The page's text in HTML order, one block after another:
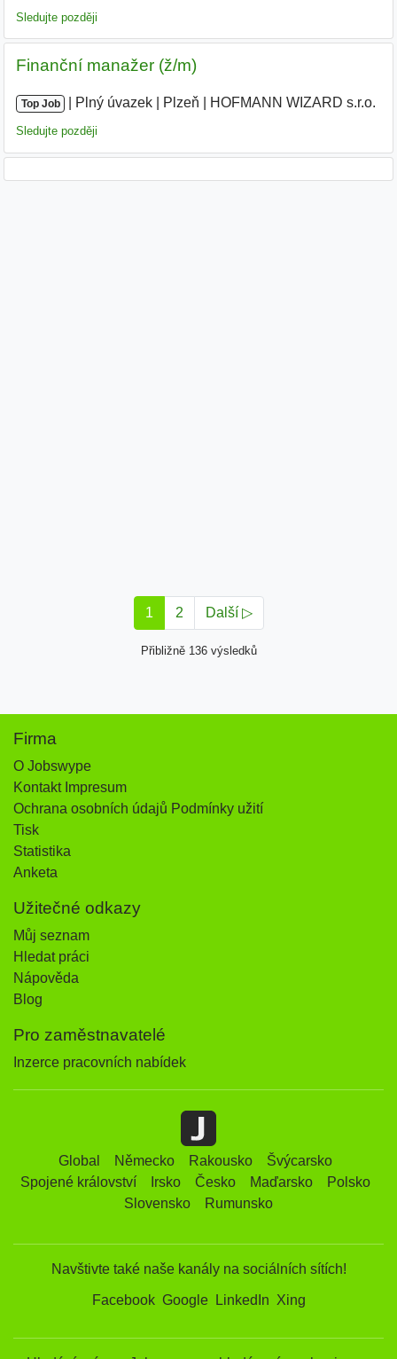
Sledujte později
Finanční manažer (ž/m)
Top Job Plný úvazek Plzeň HOFMANN WIZARD s.r.o.
Sledujte později
1 2 Další ▷
Přibližně 136 výsledků
Firma
O Jobswype
Kontakt Impresum
Ochrana osobních údajů Podmínky užití
Tisk
Statistika
Anketa
Užitečné odkazy
Můj seznam
Hledat práci
Nápověda
Blog
Pro zaměstnavatelé
Inzerce pracovních nabídek
Global Německo Rakousko
Švýcarsko
Spojené království
Irsko Česko Maďarsko
Polsko
Slovensko
Rumunsko
Navštivte také naše kanály na sociálních sítích!
Facebook Google LinkedIn Xing